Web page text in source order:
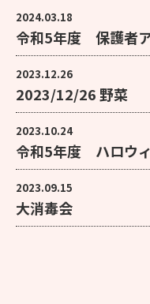
2024.03.18
令和5年度 保護者
2023.12.26
2023/12/26 野菜
2023.10.24
令和5年度 ハロウ
2023.09.15
大消毒会